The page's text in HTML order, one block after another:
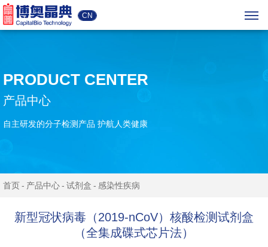
CN
PRODUCT CENTER
产品中心
自主研发的分子检测产品 护航人类健康
首页 产品中心 试剂盒 感染性疾病
新型冠状病毒（2019-nCoV）核酸检测试剂盒
（全集成碟式芯片法）